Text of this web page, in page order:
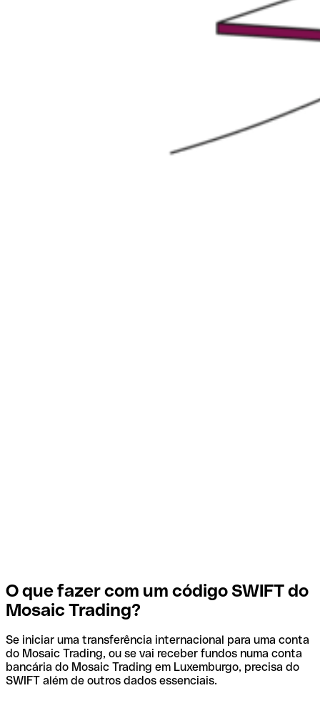
O que fazer com um código SWIFT do
Mosaic Trading?
Se iniciar uma transferência internacional para uma conta
do Mosaic Trading, ou se vai receber fundos numa conta
bancária do Mosaic Trading em Luxemburgo, precisa do
SWIFT além de outros dados essenciais.